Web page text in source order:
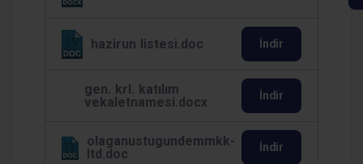
hazirun listesi.doc İndir
gen. krl. katılım
vekaletnamesi.docx
İndir
olaganustugundemmkk-
ltd.doc
İndir